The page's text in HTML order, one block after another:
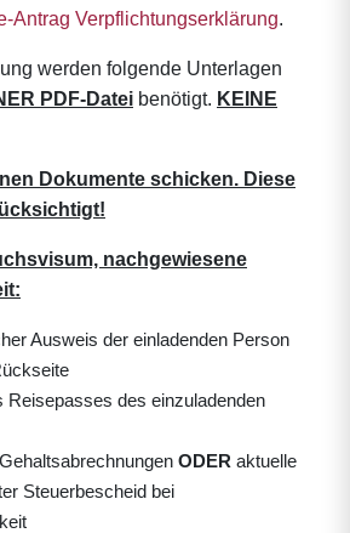
Antrag Verpflichtungserklärung.
werden folgende Unterlagen
PDF-Datei benötigt. KEINE
Dokumente schicken. Diese
nachgewiesene
Ausweis der einladenden Person
Reisepasses des einzuladenden
ODER aktuelle
Steuerbescheid bei